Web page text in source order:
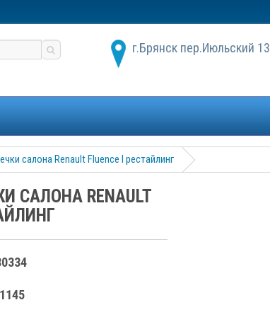
г.Брянск пер.Июльский 13
салона Renault Fluence I рестайлинг
САЛОНА RENAULT